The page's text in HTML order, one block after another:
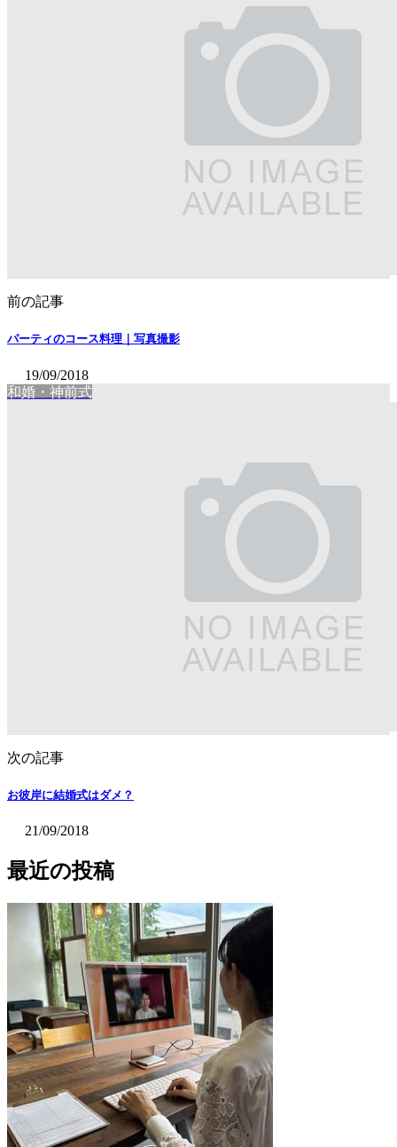
前の記事
パーティのコース料理｜写真撮影
19/09/2018
和婚・神前式
次の記事
お彼岸に結婚式はダメ？
21/09/2018
最近の投稿